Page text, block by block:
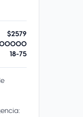
$2579
18-75